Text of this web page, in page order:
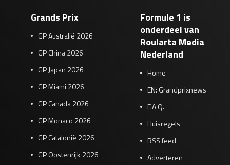
Grands Prix
GP Australië 2026
GP China 2026
GP Japan 2026
GP Miami 2026
GP Canada 2026
GP Monaco 2026
GP Catalonië 2026
GP Oostenrijk 2026
Formule 1 is
onderdeel van
Roularta Media
Nederland
Home
EN: Grandprixnews
F.A.Q.
Huisregels
RSS feed
Adverteren